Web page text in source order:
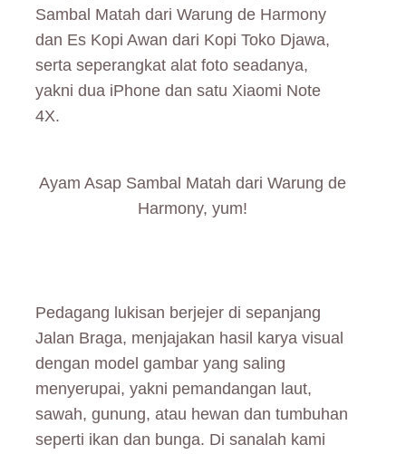
Sambal Matah dari Warung de Harmony
dan Es Kopi Awan dari Kopi Toko Djawa,
serta seperangkat alat foto seadanya,
yakni dua iPhone dan satu Xiaomi Note
4X.
Ayam Asap Sambal Matah dari Warung de
Harmony, yum!
Pedagang lukisan berjejer di sepanjang
Jalan Braga, menjajakan hasil karya visual
dengan model gambar yang saling
menyerupai, yakni pemandangan laut,
sawah, gunung, atau hewan dan tumbuhan
seperti ikan dan bunga. Di sanalah kami